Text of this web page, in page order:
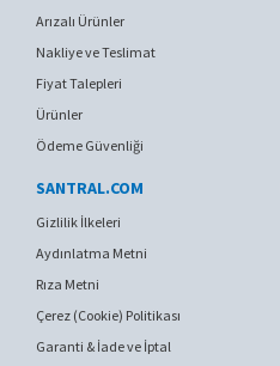
Arızalı Ürünler
Nakliye ve Teslimat
Fiyat Talepleri
Ürünler
Ödeme Güvenliği
SANTRAL.COM
Gizlilik İlkeleri
Aydınlatma Metni
Rıza Metni
Çerez (Cookie) Politikası
Garanti & İade ve İptal